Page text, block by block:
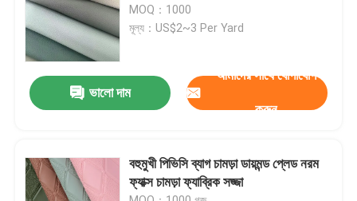
MOQ：1000
মূল্য：US$2~3 Per Yard
ভালো দাম
আমাদের সাথে যোগাযোগ
করুন
বহুমুখী পিভিসি ব্যাগ চামড়া ডায়মন্ড প্লেড নরম
ফ্যাক্স চামড়া ফ্যাব্রিক সজ্জা